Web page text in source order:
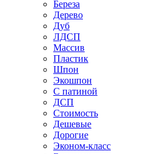
Береза
Дерево
Дуб
ЛДСП
Массив
Пластик
Шпон
Экошпон
С патиной
ДСП
Стоимость
Дешевые
Дорогие
Эконом-класс